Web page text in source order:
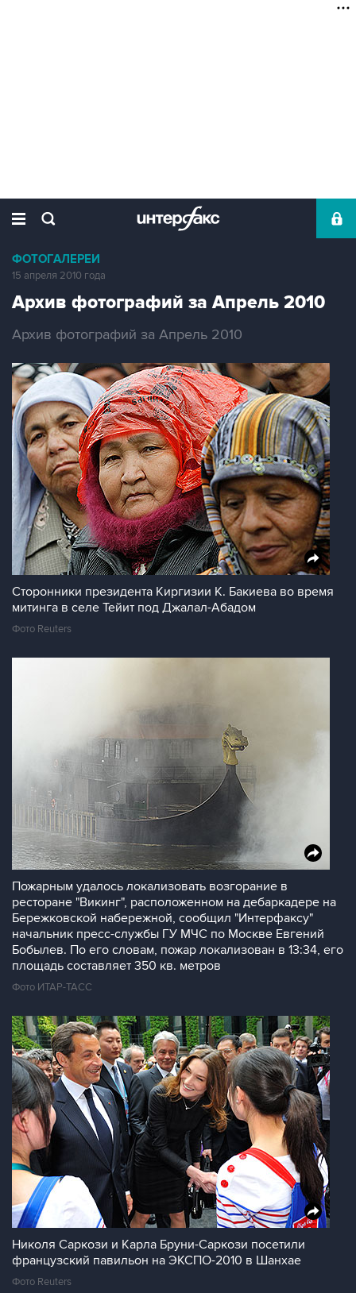
ФОТОГАЛЕРЕИ
15 апреля 2010 года
Архив фотографий за Апрель 2010
Архив фотографий за Апрель 2010
Сторонники президента Киргизии К. Бакиева во время
митинга в селе Тейит под Джалал-Абадом
Фото Reuters
Пожарным удалось локализовать возгорание в
ресторане "Викинг", расположенном на дебаркадере на
Бережковской набережной, сообщил "Интерфаксу"
начальник пресс-службы ГУ МЧС по Москве Евгений
Бобылев. По его словам, пожар локализован в 13:34, его
площадь составляет 350 кв. метров
Фото ИТАР-ТАСС
Николя Саркози и Карла Бруни-Саркози посетили
французский павильон на ЭКСПО-2010 в Шанхае
Фото Reuters